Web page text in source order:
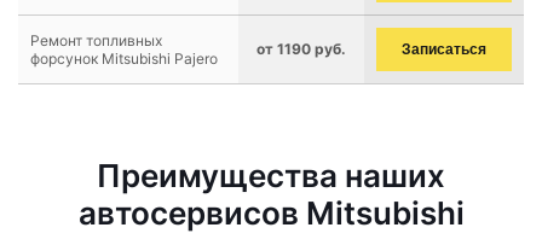
Ремонт топливных
форсунок Mitsubishi Pajero
от 1190 руб. Записаться
Преимущества наших
автосервисов Mitsubishi